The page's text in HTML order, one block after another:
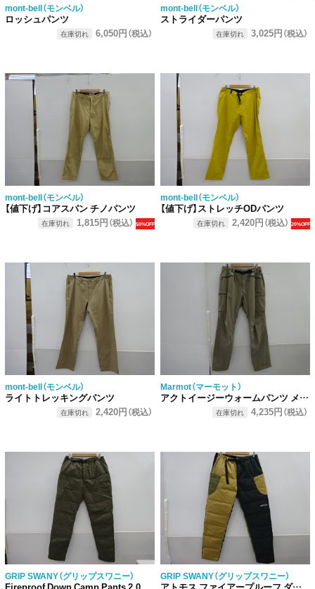
mont-bell（モンベル）
ロッシュパンツ
在庫切れ 6,050円（税込）
mont-bell（モンベル）
ストライダーパンツ
在庫切れ 3,025円（税込）
mont-bell（モンベル）
【値下げ】コアスパン チノパンツ
在庫切れ 1,815円（税込） 50%OFF
mont-bell（モンベル）
【値下げ】ストレッチODパンツ
在庫切れ 2,420円（税込） 20%OFF
mont-bell（モンベル）
ライトトレッキングパンツ
在庫切れ 2,420円（税込）
Marmot（マーモット）
アクトイージーウォームパンツ メンズ
在庫切れ 4,235円（税込）
GRIP SWANY（グリップスワニー） GRIP SWANY（グリップスワニー）